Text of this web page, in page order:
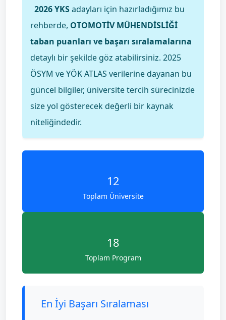
2026 YKSadayları için hazırladığımız bu
rehberde, OTOMOTİV MÜHENDİSLİĞİ
taban puanları ve başarı sıralamalarına
detaylı bir şekilde göz atabilirsiniz. 2025
ÖSYM ve YÖK ATLAS verilerine dayanan bu
güncel bilgiler, üniversite tercih sürecinizde
size yol gösterecek değerli bir kaynak
niteliğindedir.
12
Toplam Üniversite
18
Toplam Program
En İyi Başarı Sıralaması